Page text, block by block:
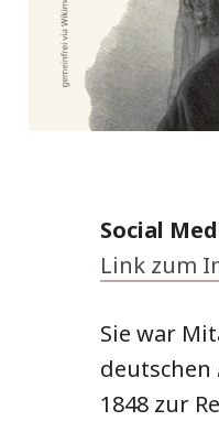
Social
Link zum
Sie war
deutschen
1848 zur